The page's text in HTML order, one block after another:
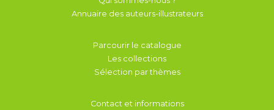
Annuaire des auteurs-illustrateurs
Parcourir le catalogue
Les collections
Sélection par thèmes
Contact et informations